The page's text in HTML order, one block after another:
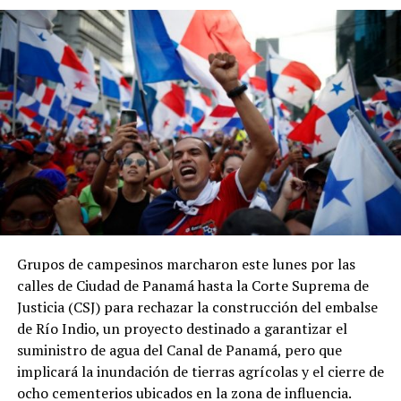
Asimismo, entre 2023 y 2024 la recaudación tributaria
panameña disminuyó de 11.9 % a 11.3 % del PIB, en
contraste con el incremento de 0.2 puntos
porcentuales registrado por el promedio regional.
ADVERTISEMENT
Los datos coinciden con las estadísticas del Ministerio
de Economía y Finanzas (MEF), que muestran una
tendencia descendente en los ingresos del Gobierno
Central. La relación entre los ingresos tributarios y el
PIB pasó de 13 % en 2012 a 7.1 % en 2025, mientras que
los ingresos totales del Gobierno Central disminuyeron
de 18.7 % a 11.7 % en el mismo período.
Grupos de campesinos marcharon este lunes por las
calles de Ciudad de Panamá hasta la Corte Suprema de
Justicia (CSJ) para rechazar la construcción del embalse
de Río Indio, un proyecto destinado a garantizar el
suministro de agua del Canal de Panamá, pero que
implicará la inundación de tierras agrícolas y el cierre de
ocho cementerios ubicados en la zona de influencia.